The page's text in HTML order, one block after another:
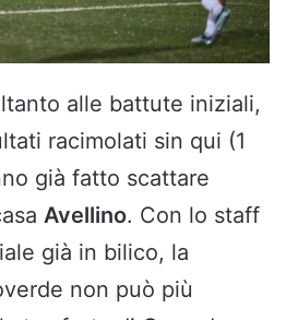
alle battute iniziali,
racimolati sin qui (1
già fatto scattare
Avellino. Con lo staff
già in bilico, la
non può più